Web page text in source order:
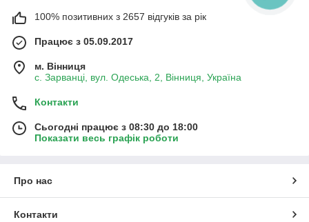
100% позитивних з 2657 відгуків за рік
Працює з 05.09.2017
м. Вінниця
с. Зарванці, вул. Одеська, 2, Вінниця, Україна
Контакти
Сьогодні працює з 08:30 до 18:00
Показати весь графік роботи
Про нас
Контакти